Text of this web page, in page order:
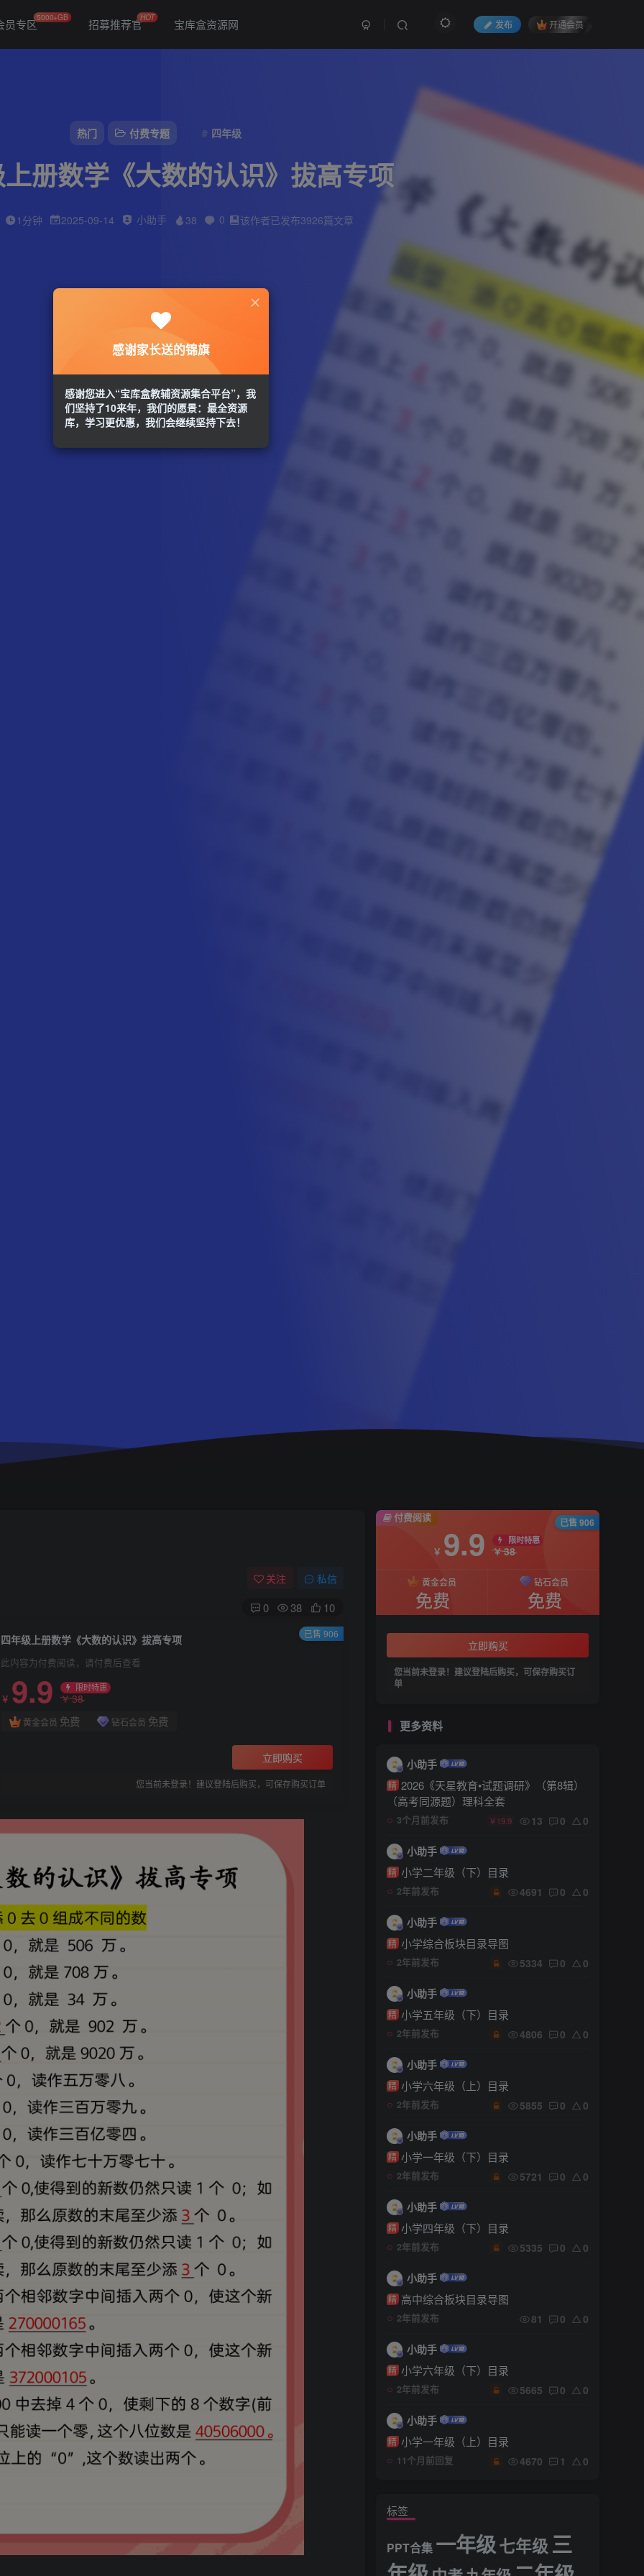
热门 付费专题 四年级
册数学《大数的认识》拔高专项
1分钟 2025-09-14 小助手 38 0 该作者已发布3926篇文章
员专区5000+GB 招募推荐官HOT 宝库盒资源网 发布 开通会员
关注 私信
0 38 10
四年级上册数学《大数的认识》拔高专项
此内容为付费阅读，请付费后查看
￥ 9.9 限时特惠
￥38
黄金会员 免费 钻石会员 免费
立即购买
您当前未登录！建议登陆后购买，可保存购买订单
已售 906
付费阅读
￥ 9.9 限时特惠
￥38
黄金会员
免费
钻石会员
免费
立即购买
您当前未登录！建议登陆后购买，可保存购买订
单
已售 906
更多资料
小助手
精 2026《天星教育•试题调研》（第8辑）
（高考同源题）理科全套
3个月前发布 ￥19.9 13 0 0
小助手
精 小学二年级（下）目录
2年前发布 4691 0 0
小助手
精 小学综合板块目录导图
2年前发布 5334 0 0
小助手
精 小学五年级（下）目录
2年前发布 4806 0 0
小助手
精 小学六年级（上）目录
2年前发布 5855 0 0
小助手
精 小学一年级（下）目录
2年前发布 5721 0 0
小助手
精 小学四年级（下）目录
2年前发布 5335 0 0
小助手
精 高中综合板块目录导图
2年前发布 81 0 0
小助手
精 小学六年级（下）目录
2年前发布 5665 0 0
小助手
精 小学一年级（上）目录
11个月前回复 4670 1 0
标签
PPT合集 一年级七年级 三
感谢家长送的锦旗
感谢您进入“宝库盒教辅资源集合平台”，我
们坚持了10来年，我们的愿景：最全资源
库，学习更优惠，我们会继续坚持下去！